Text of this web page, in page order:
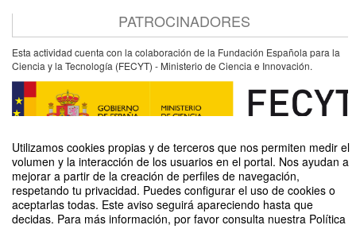
Utilizamos cookies propias y de terceros que nos permiten medir el
volumen y la interacción de los usuarios en el portal. Nos ayudan a
mejorar a partir de la creación de perfiles de navegación,
respetando tu privacidad. Puedes configurar el uso de cookies o
aceptarlas todas. Este aviso seguirá apareciendo hasta que
decidas. Para más información, por favor consulta nuestra Política
PATROCINADORES
Esta actividad cuenta con la colaboración de la Fundación Española para la
Ciencia y la Tecnología (FECYT) - Ministerio de Ciencia e Innovación.
Órganos en Acción: Taller de Hidrogeles